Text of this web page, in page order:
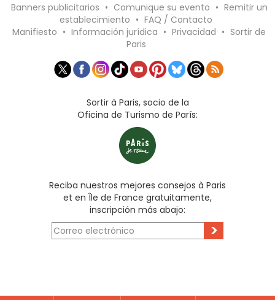
Banners publicitarios • Comunique su evento • Remitir un
establecimiento • FAQ / Contacto
Manifiesto • Información jurídica • Privacidad • Sortir de
Paris
Sortir à Paris, socio de la
Oficina de Turismo de París:
Reciba nuestros mejores consejos à Paris
et en Île de France gratuitamente,
inscripción más abajo:
>